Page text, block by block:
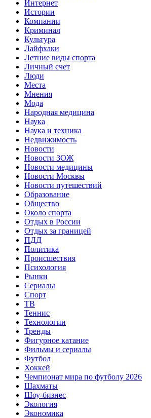
Интернет
Истории
Компании
Криминал
Культура
Лайфхаки
Летние виды спорта
Личный счет
Люди
Места
Мнения
Мода
Народная медицина
Наука
Наука и техника
Недвижимость
Новости
Новости ЗОЖ
Новости медицины
Новости Москвы
Новости путешествий
Образование
Общество
Около спорта
Отдых в России
Отдых за границей
ПДД
Политика
Происшествия
Психология
Рынки
Сериалы
Спорт
ТВ
Теннис
Технологии
Тренды
Фигурное катание
Фильмы и сериалы
Футбол
Хоккей
Чемпионат мира по футболу 2026
Шахматы
Шоу-бизнес
Экология
Экономика